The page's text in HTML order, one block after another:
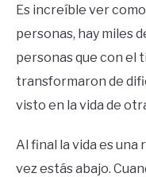
Es increíble ver
personas, hay miles
personas que con el
transformaron de
visto en la vida de
Al final la vida es una
vez estás abajo.